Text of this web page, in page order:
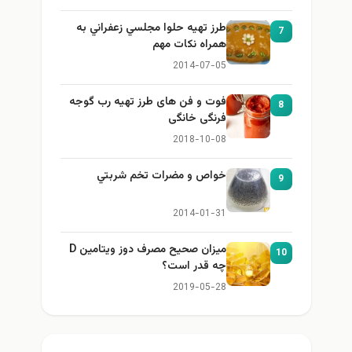
7
طرز تهيه حلوا مجلسي زعفراني به
همراه نكات مهم
2014-07-05
8
فوت و فن های طرز تهیه رب گوجه
فرنگی خانگی
2018-10-08
9 خواص و مضرات تخم شربتي
2014-01-31
10
میزان صحیح مصرف دوز ویتامین D
چه قدر است؟
2019-05-28